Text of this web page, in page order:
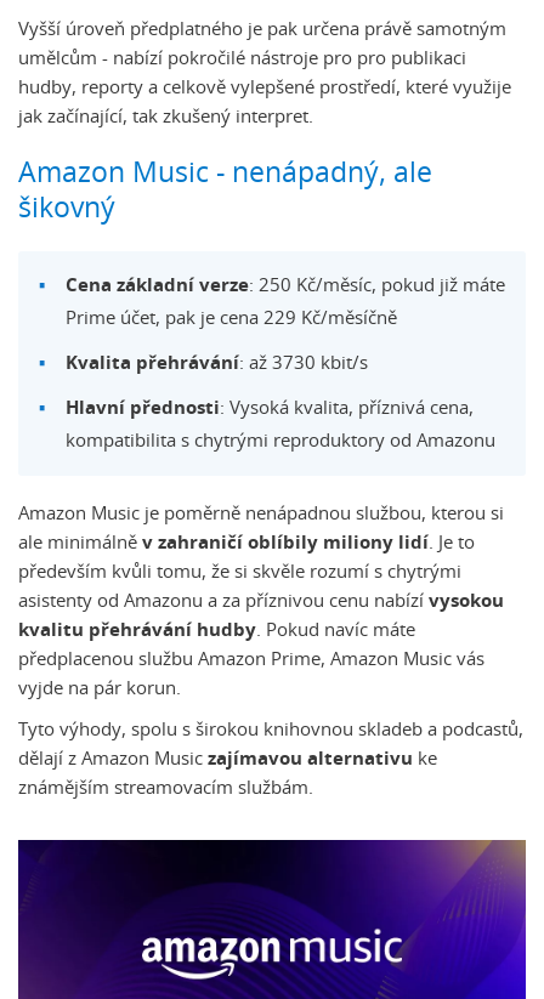
Vyšší úroveň předplatného je pak určena právě samotným
umělcům - nabízí pokročilé nástroje pro pro publikaci
hudby, reporty a celkově vylepšené prostředí, které využije
jak začínající, tak zkušený interpret.
Amazon Music - nenápadný, ale
šikovný
Cena základní verze: 250 Kč/měsíc, pokud již máte
Prime účet, pak je cena 229 Kč/měsíčně
Kvalita přehrávání: až 3730 kbit/s
Hlavní přednosti: Vysoká kvalita, příznivá cena,
kompatibilita s chytrými reproduktory od Amazonu
Amazon Music je poměrně nenápadnou službou, kterou si
ale minimálně v zahraničí oblíbily miliony lidí. Je to
především kvůli tomu, že si skvěle rozumí s chytrými
asistenty od Amazonu a za příznivou cenu nabízí vysokou
kvalitu přehrávání hudby. Pokud navíc máte
předplacenou službu Amazon Prime, Amazon Music vás
vyjde na pár korun.
Tyto výhody, spolu s širokou knihovnou skladeb a podcastů,
dělají z Amazon Music zajímavou alternativu ke
známějším streamovacím službám.